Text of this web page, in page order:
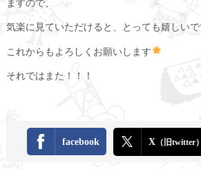
ますので、
気楽に見ていただけると、とっても嬉しいで
これからもよろしくお願いします
それではまた！！！
facebook X（旧twitter）